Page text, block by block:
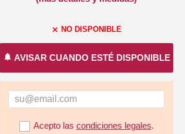
close NO DISPONIBLE
notifications AVISAR CUANDO ESTÉ DISPONIBLE
Acepto las condiciones legales.